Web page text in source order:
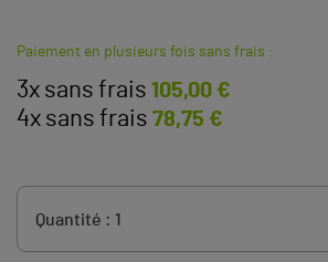
Paiement en plusieurs fois sans frais :
3x sans frais 105,00 €
4x sans frais 78,75 €